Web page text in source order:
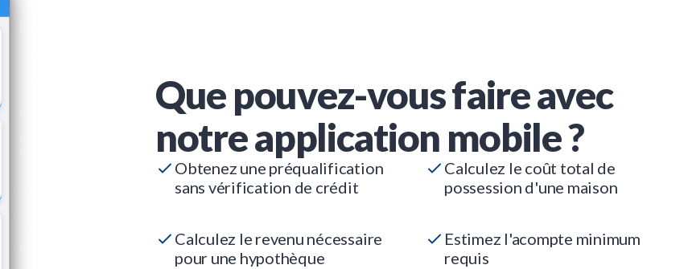
Que pouvez-vous faire avec
notre application mobile ?
Obtenez une préqualification
sans vérification de crédit
Calculez le coût total de
possession d'une maison
Calculez le revenu nécessaire
pour une hypothèque
Estimez l'acompte minimum
requis